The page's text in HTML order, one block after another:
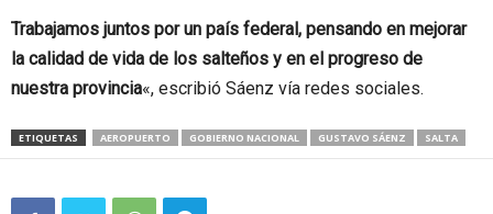
Trabajamos juntos por un país federal, pensando en mejorar
la calidad de vida de los salteños y en el progreso de
nuestra provincia«, escribió Sáenz vía redes sociales.
ETIQUETAS AEROPUERTO GOBIERNO NACIONAL GUSTAVO SÁENZ SALTA